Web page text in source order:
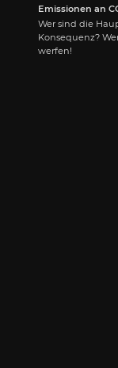
Emissionen an
Wer sind die
Konsequenz?
werfen!